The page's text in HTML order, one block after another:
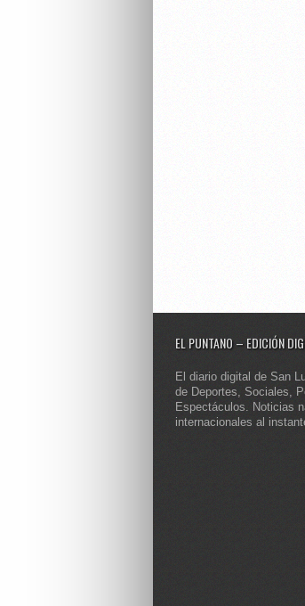
EL PUNTANO – EDICIÓN
El diario digital de San
de Deportes, Sociales,
Espectáculos. Noticias
internacionales al